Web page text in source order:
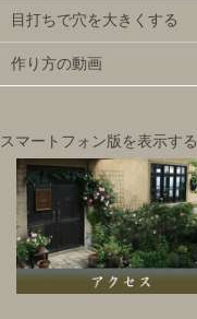
目打ちで穴を大きくする
作り方の動画
スマートフォン版を表示する